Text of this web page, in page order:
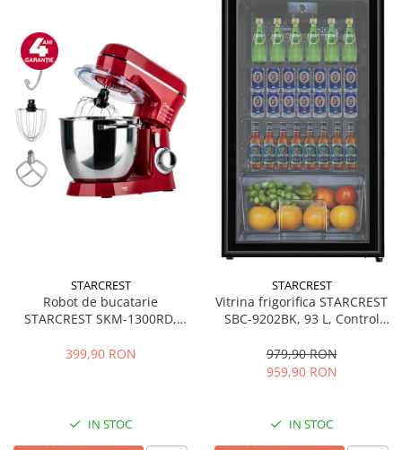
STARCREST
Robot de bucatarie
STARCREST SKM-1300RD,
Accesorii, 10 Viteze + Pulse,
399,90 RON
IN STOC
STARCREST
Vitrina frigorifica STARCREST
SBC-9202BK, 93 L, Control
83.2 cm, Negru
979,90 RON
959,90 RON
IN STOC